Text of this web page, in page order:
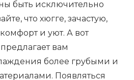
быть исключительно
что хюгге, зачастую,
и уют. А вот
вам
более грубыми и
Появляться